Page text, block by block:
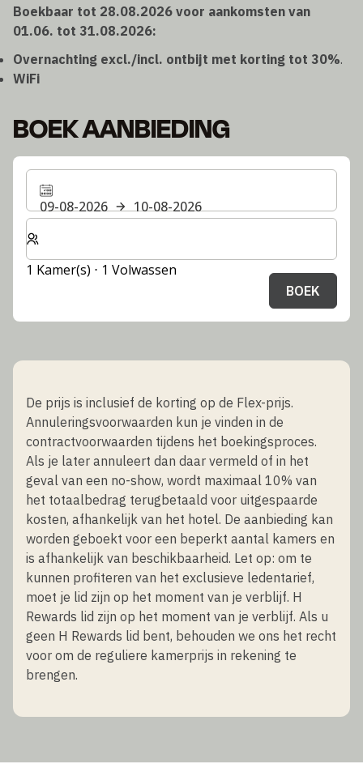
Boekbaar tot 28.08.2026 voor aankomsten van
01.06. tot 31.08.2026:
Overnachting excl./incl. ontbijt met korting tot 30%.
WiFi
BOEK AANBIEDING
09-08-2026
10-08-2026
Selecteer het aantal kamers en gasten voor je verblijf
1 Kamer(s) ⋅ 1 Volwassen
BOEK
De prijs is inclusief de korting op de Flex-prijs.
Annuleringsvoorwaarden kun je vinden in de
contractvoorwaarden tijdens het boekingsproces.
Als je later annuleert dan daar vermeld of in het
geval van een no-show, wordt maximaal 10% van
het totaalbedrag terugbetaald voor uitgespaarde
kosten, afhankelijk van het hotel. De aanbieding kan
worden geboekt voor een beperkt aantal kamers en
is afhankelijk van beschikbaarheid. Let op: om te
kunnen profiteren van het exclusieve ledentarief,
moet je lid zijn op het moment van je verblijf. H
Rewards lid zijn op het moment van je verblijf. Als u
geen H Rewards lid bent, behouden we ons het recht
voor om de reguliere kamerprijs in rekening te
brengen.